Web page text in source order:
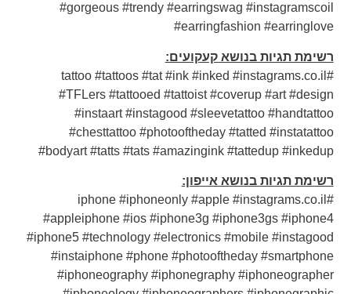
#gorgeous #trendy #earringswag #instagramscoil
#earringfashion #earringlove
רשימת תגיות בנושא קעקועים:
#tattoo #tattoos #tat #ink #inked #instagrams.co.il
#TFLers #tattooed #tattoist #coverup #art #design
#instaart #instagood #sleevetattoo #handtattoo
#chesttattoo #photooftheday #tatted #instatattoo
#bodyart #tatts #tats #amazingink #tattedup #inkedup
רשימת תגיות בנושא אייפון:
#iphone #iphoneonly #apple #instagrams.co.il
#appleiphone #ios #iphone3g #iphone3gs #iphone4
#iphone5 #technology #electronics #mobile #instagood
#instaiphone #phone #photooftheday #smartphone
#iphoneography #iphonegraphy #iphoneographer